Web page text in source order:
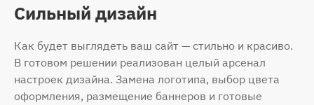
Сильный дизайн
Как будет выглядеть ваш сайт — стильно и красиво.
В готовом решении реализован целый арсенал
настроек дизайна. Замена логотипа, выбор цвета
оформления, размещение баннеров и готовые